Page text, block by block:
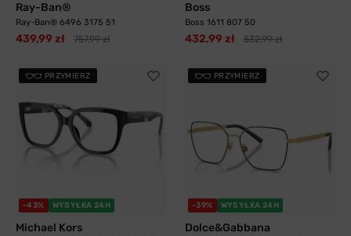
Ray-Ban®
Ray-Ban® 6496 3175 51
439,99 zł 757,99 zł
Boss
Boss 1611 807 50
432,99 zł 532,99 zł
PRZYMIERZ
-43% WYSYŁKA 24H
Michael Kors
PRZYMIERZ
-39% WYSYŁKA 24H
Dolce&Gabbana